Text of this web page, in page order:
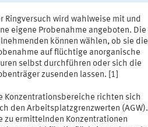
Ringversuch wird wahlweise mit und
eigene Probenahme angeboten. Die
können wählen, ob sie die
auf flüchtige anorganische
selbst durchführen oder sich die
zusenden lassen. [1]
Konzentrationsbereiche richten sich
den Arbeitsplatzgrenzwerten (AGW).
zu ermittelnden Konzentrationen